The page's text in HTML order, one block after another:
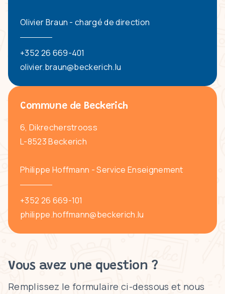
Olivier Braun - chargé de direction
+352 26 669-401
olivier.braun@beckerich.lu
Commune de Beckerich
6, Dikrecherstrooss
L-8523 Beckerich
Philippe Hoffmann - Service Enseignement
+352 26 669-101
philippe.hoffmann@beckerich.lu
Vous avez une question ?
Remplissez le formulaire ci-dessous et nous